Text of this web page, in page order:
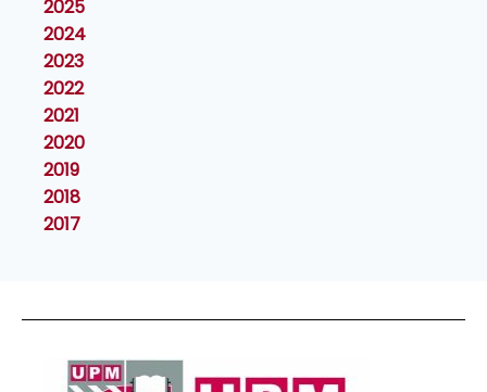
2025
2024
2023
2022
2021
2020
2019
2018
2017